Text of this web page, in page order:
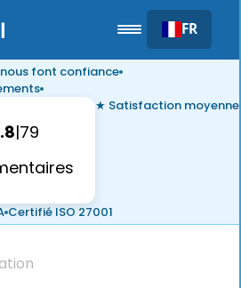
FR
nous font confiance
|79
★ Satisfaction moyenne
Certifié ISO 27001